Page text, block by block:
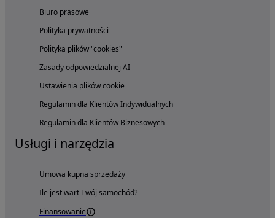
Biuro prasowe
Polityka prywatności
Polityka plików "cookies"
Zasady odpowiedzialnej AI
Ustawienia plików cookie
Regulamin dla Klientów Indywidualnych
Regulamin dla Klientów Biznesowych
Usługi i narzędzia
Umowa kupna sprzedaży
Ile jest wart Twój samochód?
Finansowanie